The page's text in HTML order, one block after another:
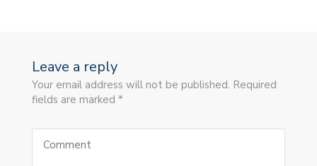
Leave a reply
Your email address will not be published. Required
fields are marked *